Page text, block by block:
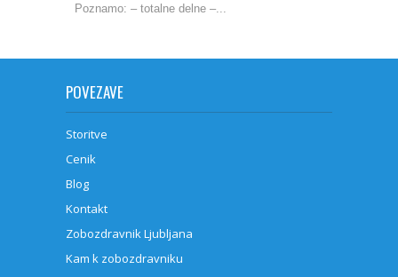
Poznamo: – totalne delne –...
POVEZAVE
Storitve
Cenik
Blog
Kontakt
Zobozdravnik Ljubljana
Kam k zobozdravniku